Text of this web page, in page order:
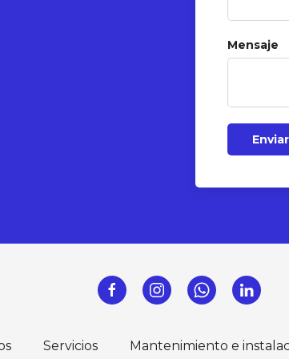
Mensaje
Enviar
Servicios Mantenimiento e